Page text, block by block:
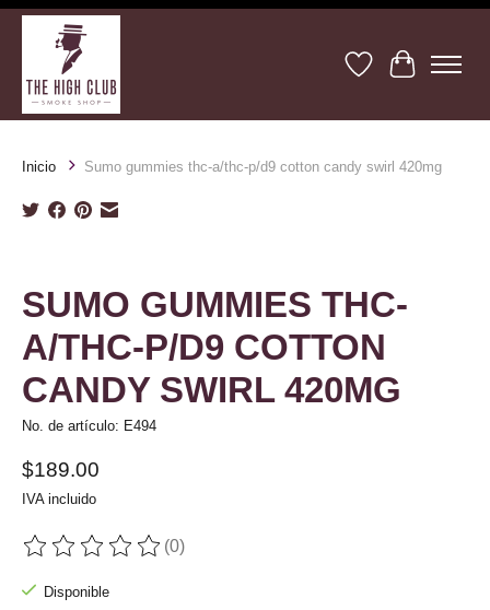
Lista de deseos
Cesta
Inicio Sumo gummies thc-a/thc-p/d9 cotton candy swirl 420mg
SUMO GUMMIES THC-
A/THC-P/D9 COTTON
CANDY SWIRL 420MG
No. de artículo: E494
$189.00
IVA incluido
The rating of this product is
(0)
Disponible